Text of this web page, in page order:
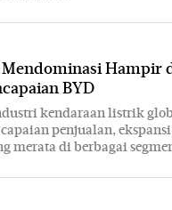
Hampir
BYD
kendaraan listrik
penjualan, ekspansi
merata di berbagai